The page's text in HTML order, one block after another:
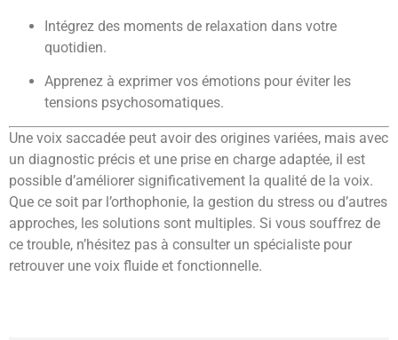
Intégrez des moments de relaxation dans votre
quotidien.
Apprenez à exprimer vos émotions pour éviter les
tensions psychosomatiques.
Une voix saccadée peut avoir des origines variées, mais avec
un diagnostic précis et une prise en charge adaptée, il est
possible d’améliorer significativement la qualité de la voix.
Que ce soit par l’orthophonie, la gestion du stress ou d’autres
approches, les solutions sont multiples. Si vous souffrez de
ce trouble, n’hésitez pas à consulter un spécialiste pour
retrouver une voix fluide et fonctionnelle.